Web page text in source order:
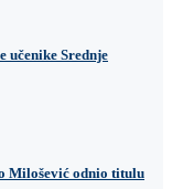
učenike Srednje
Milošević odnio titulu